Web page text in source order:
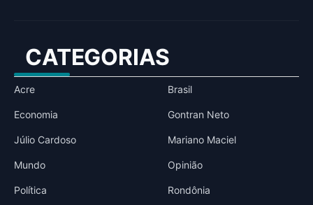
CATEGORIAS
Acre Brasil
Economia Gontran Neto
Júlio Cardoso Mariano Maciel
Mundo Opinião
Política Rondônia